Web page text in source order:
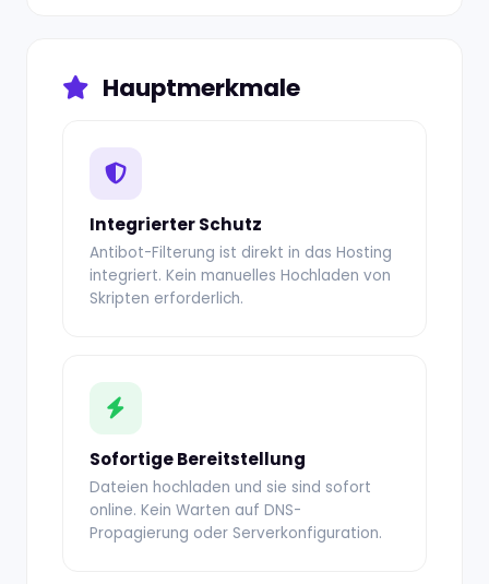
Hauptmerkmale
Integrierter Schutz
Antibot-Filterung ist direkt in das Hosting
integriert. Kein manuelles Hochladen von
Skripten erforderlich.
Sofortige Bereitstellung
Dateien hochladen und sie sind sofort
online. Kein Warten auf DNS-
Propagierung oder Serverkonfiguration.